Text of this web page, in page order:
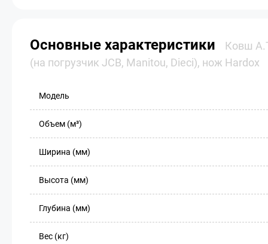
Основные характеристики
Ковш
(на погрузчик JCB, Manitou, Dieci), нож Hardox
Модель
Объем (м³)
Ширина (мм)
Высота (мм)
Глубина (мм)
Вес (кг)